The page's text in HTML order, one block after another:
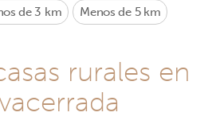
de 3 km Menos de 5 km
rurales en